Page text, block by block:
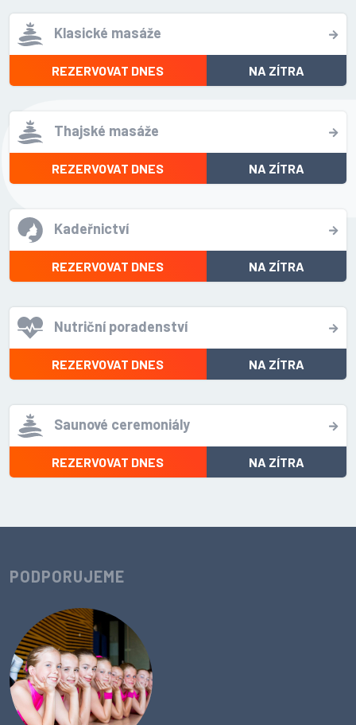
Klasické masáže
REZERVOVAT DNES NA ZÍTRA
Thajské masáže
REZERVOVAT DNES NA ZÍTRA
Kadeřnictví
REZERVOVAT DNES NA ZÍTRA
Nutriční poradenství
REZERVOVAT DNES NA ZÍTRA
Saunové ceremoniály
REZERVOVAT DNES NA ZÍTRA
PODPORUJEME